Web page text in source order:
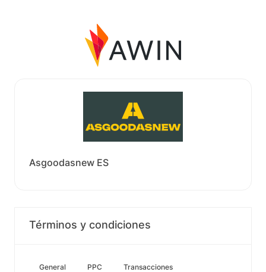
Asgoodasnew ES
Términos y condiciones
General PPC Transacciones